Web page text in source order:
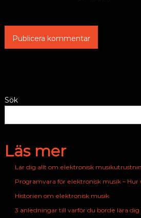
Sök
Läs mer
Lär dig allt om elektronisk
Programvara för elektronisk musik – Hur
Historien om elektronisk musik
3 anledningar till varför du borde lära dig